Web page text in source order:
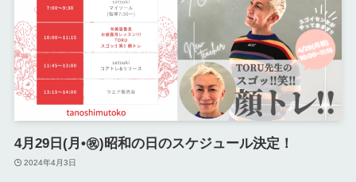
4月29日(月•㊗️)昭和の日のスケジュール決定！
2024年4月3日